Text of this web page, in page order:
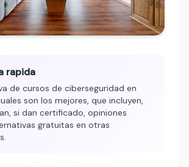
rapida
de cursos de ciberseguridad en
son los mejores, que incluyen,
si dan certificado, opiniones
gratuitas en otras